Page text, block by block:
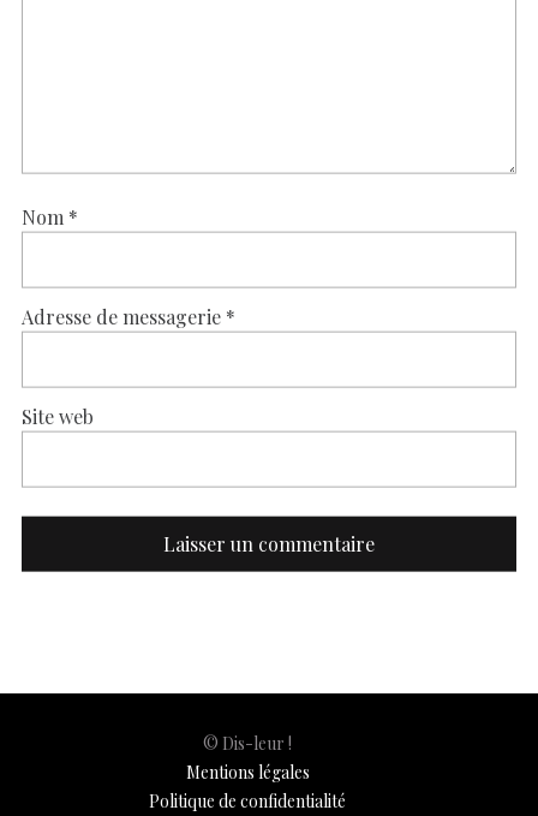
Nom *
Adresse de messagerie *
Site web
© Dis-leur !
Mentions légales
Politique de confidentialité